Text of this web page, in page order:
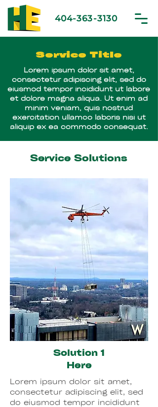
404-363-3130
Service Title
Lorem ipsum dolor sit amet,
consectetur adipiscing elit, sed do
eiusmod tempor incididunt ut labore
et dolore magna aliqua. Ut enim ad
minim veniam, quis nostrud
exercitation ullamco laboris nisi ut
aliquip ex ea commodo consequat.
Service Solutions
Solution 1
Here
Lorem ipsum dolor sit amet,
consectetur adipiscing elit, sed
do eiusmod tempor incididunt